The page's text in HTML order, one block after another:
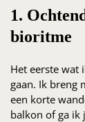
1.
bioritme
Het eerste wat
gaan. Ik breng
een korte
balkon of ga ik